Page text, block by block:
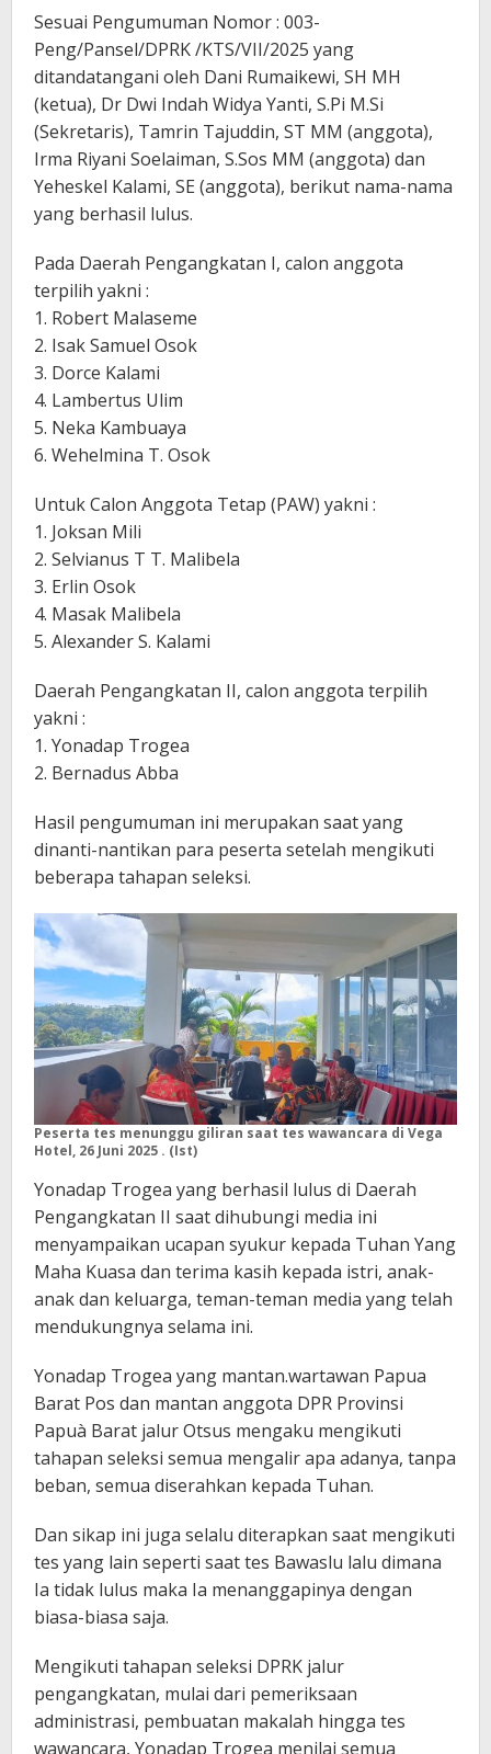
Sesuai Pengumuman Nomor : 003-
Peng/Pansel/DPRK /KTS/VII/2025 yang
ditandatangani oleh Dani Rumaikewi, SH MH
(ketua), Dr Dwi Indah Widya Yanti, S.Pi M.Si
(Sekretaris), Tamrin Tajuddin, ST MM (anggota),
Irma Riyani Soelaiman, S.Sos MM (anggota) dan
Yeheskel Kalami, SE (anggota), berikut nama-nama
yang berhasil lulus.
Pada Daerah Pengangkatan I, calon anggota
terpilih yakni :
1. Robert Malaseme
2. Isak Samuel Osok
3. Dorce Kalami
4. Lambertus Ulim
5. Neka Kambuaya
6. Wehelmina T. Osok
Untuk Calon Anggota Tetap (PAW) yakni :
1. Joksan Mili
2. Selvianus T T. Malibela
3. Erlin Osok
4. Masak Malibela
5. Alexander S. Kalami
Daerah Pengangkatan II, calon anggota terpilih
yakni :
1. Yonadap Trogea
2. Bernadus Abba
Hasil pengumuman ini merupakan saat yang
dinanti-nantikan para peserta setelah mengikuti
beberapa tahapan seleksi.
Peserta tes menunggu giliran saat tes wawancara di Vega
Hotel, 26 Juni 2025 . (Ist)
Yonadap Trogea yang berhasil lulus di Daerah
Pengangkatan II saat dihubungi media ini
menyampaikan ucapan syukur kepada Tuhan Yang
Maha Kuasa dan terima kasih kepada istri, anak-
anak dan keluarga, teman-teman media yang telah
mendukungnya selama ini.
Yonadap Trogea yang mantan.wartawan Papua
Barat Pos dan mantan anggota DPR Provinsi
Papuà Barat jalur Otsus mengaku mengikuti
tahapan seleksi semua mengalir apa adanya, tanpa
beban, semua diserahkan kepada Tuhan.
Dan sikap ini juga selalu diterapkan saat mengikuti
tes yang lain seperti saat tes Bawaslu lalu dimana
Ia tidak lulus maka Ia menanggapinya dengan
biasa-biasa saja.
Mengikuti tahapan seleksi DPRK jalur
pengangkatan, mulai dari pemeriksaan
administrasi, pembuatan makalah hingga tes
wawancara, Yonadap Trogea menilai semua